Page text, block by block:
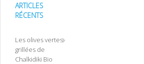
ARTICLES
RÉCENTS
Les olives vertes
grillées de
Chalkidiki Bio